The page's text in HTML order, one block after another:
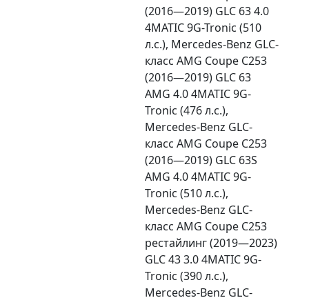
(2016—2019) GLC 63 4.0
4MATIC 9G-Tronic (510
л.с.), Mercedes-Benz GLC-
класс AMG Coupe C253
(2016—2019) GLC 63
AMG 4.0 4MATIC 9G-
Tronic (476 л.с.),
Mercedes-Benz GLC-
класс AMG Coupe C253
(2016—2019) GLC 63S
AMG 4.0 4MATIC 9G-
Tronic (510 л.с.),
Mercedes-Benz GLC-
класс AMG Coupe C253
рестайлинг (2019—2023)
GLC 43 3.0 4MATIC 9G-
Tronic (390 л.с.),
Mercedes-Benz GLC-